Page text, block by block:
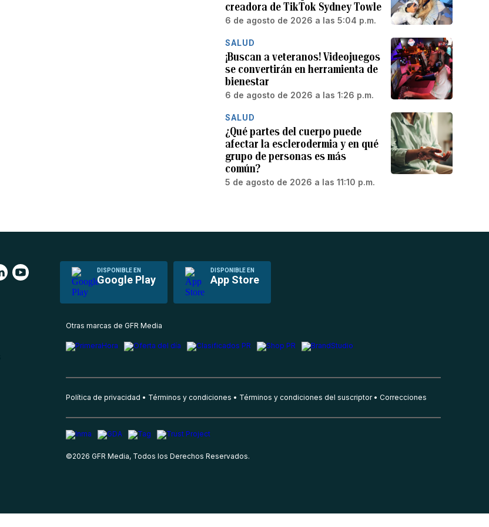
creadora de TikTok Sydney Towle
6 de agosto de 2026 a las 5:04 p.m.
SALUD
¡Buscan a veteranos! Videojuegos
se convertirán en herramienta de
bienestar
6 de agosto de 2026 a las 1:26 p.m.
SALUD
¿Qué partes del cuerpo puede
afectar la esclerodermia y en qué
grupo de personas es más
común?
5 de agosto de 2026 a las 11:10 p.m.
DISPONIBLE EN
Google Play
DISPONIBLE EN
App Store
Otras marcas de GFR Media
Política de privacidad Términos y condiciones Términos y condiciones del suscriptor Correcciones
©2026 GFR Media, Todos los Derechos Reservados.